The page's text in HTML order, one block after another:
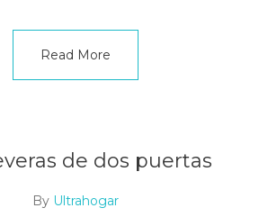
Read More
de dos puertas
By Ultrahogar